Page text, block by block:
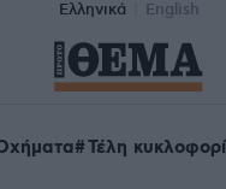
Ελληνικά English
Τέλη